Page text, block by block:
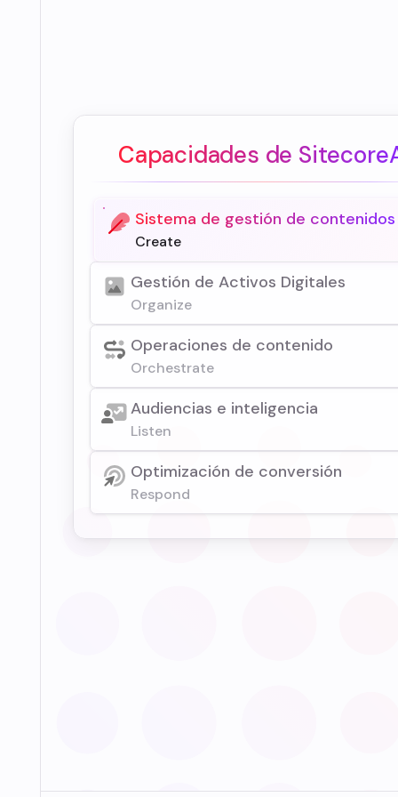
Capacidades de
Sistema de gestión de contenidos
Create
Gestión de Activos Digitales
Organize
Operaciones de contenido
Orchestrate
Audiencias e inteligencia
Listen
Optimización de conversión
Respond